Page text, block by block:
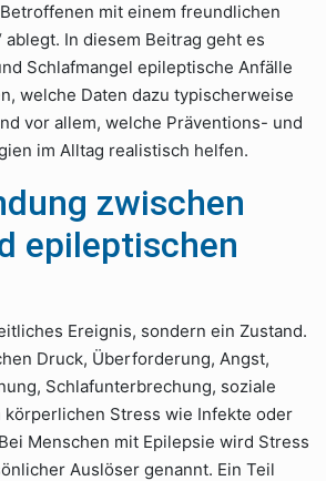
mit einem freundlichen
ablegt. In diesem Beitrag geht es
Schlafmangel epileptische Anfälle
welche Daten dazu typischerweise
vor allem, welche Präventions- und
im Alltag realistisch helfen.
zwischen
epileptischen
Ereignis, sondern ein Zustand.
Druck, Überforderung, Angst,
Schlafunterbrechung, soziale
körperlichen Stress wie Infekte oder
Menschen mit Epilepsie wird Stress
Auslöser genannt. Ein Teil